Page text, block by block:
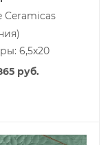
Ceramicas
6,5x20
руб.